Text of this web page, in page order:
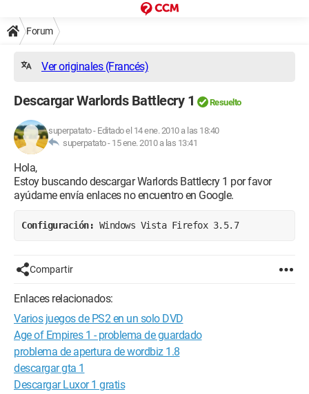
Forum
Ver originales (Francés)
Descargar Warlords Battlecry 1 Resuelto
superpatato- Editado el 14 ene. 2010 a las 18:40
superpatato - 15 ene. 2010 a las 13:41
Hola,
Estoy buscando descargar Warlords Battlecry 1 por favor
ayúdame envía enlaces no encuentro en Google.
Configuración: Windows Vista Firefox 3.5.7
Compartir
Enlaces relacionados:
Varios juegos de PS2 en un solo DVD
Age of Empires 1 - problema de guardado
problema de apertura de wordbiz 1.8
descargar gta 1
Descargar Luxor 1 gratis